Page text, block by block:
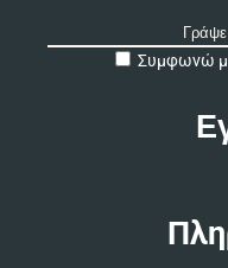
Συμφωνώ